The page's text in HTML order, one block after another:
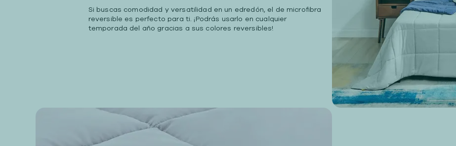
Si buscas comodidad y versatilidad en un edredón, el de microfibra
reversible es perfecto para ti. ¡Podrás usarlo en cualquier
temporada del año gracias a sus colores reversibles!